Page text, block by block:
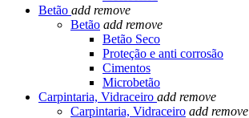
Betão add remove
Betão add remove
Betão Seco
Proteção e anti corrosão
Cimentos
Microbetão
Carpintaria, Vidraceiro add remove
Carpintaria, Vidraceiro add remove